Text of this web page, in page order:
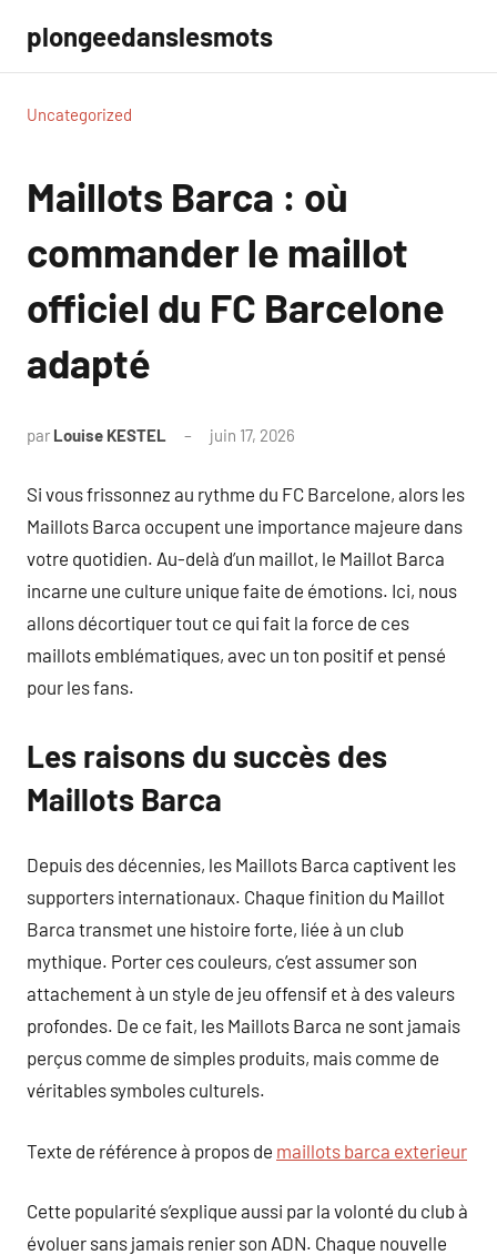
contenu
plongeedanslesmots
Uncategorized
Maillots Barca : où
commander le maillot
officiel du FC Barcelone
adapté
par Louise KESTEL juin 17, 2026
Si vous frissonnez au rythme du FC Barcelone, alors les
Maillots Barca occupent une importance majeure dans
votre quotidien. Au-delà d’un maillot, le Maillot Barca
incarne une culture unique faite de émotions. Ici, nous
allons décortiquer tout ce qui fait la force de ces
maillots emblématiques, avec un ton positif et pensé
pour les fans.
Les raisons du succès des
Maillots Barca
Depuis des décennies, les Maillots Barca captivent les
supporters internationaux. Chaque finition du Maillot
Barca transmet une histoire forte, liée à un club
mythique. Porter ces couleurs, c’est assumer son
attachement à un style de jeu offensif et à des valeurs
profondes. De ce fait, les Maillots Barca ne sont jamais
perçus comme de simples produits, mais comme de
véritables symboles culturels.
Texte de référence à propos de maillots barca exterieur
Cette popularité s’explique aussi par la volonté du club à
évoluer sans jamais renier son ADN. Chaque nouvelle